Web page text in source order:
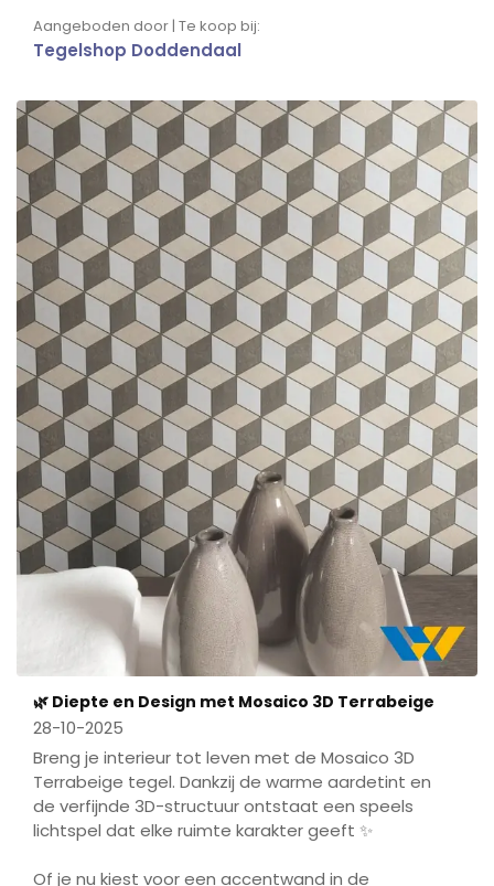
Aangeboden door | Te koop bij:
Tegelshop Doddendaal
🌿 Diepte en Design met Mosaico 3D Terrabeige
28-10-2025
Breng je interieur tot leven met de Mosaico 3D
Terrabeige tegel. Dankzij de warme aardetint en
de verfijnde 3D-structuur ontstaat een speels
lichtspel dat elke ruimte karakter geeft ✨
Of je nu kiest voor een accentwand in de